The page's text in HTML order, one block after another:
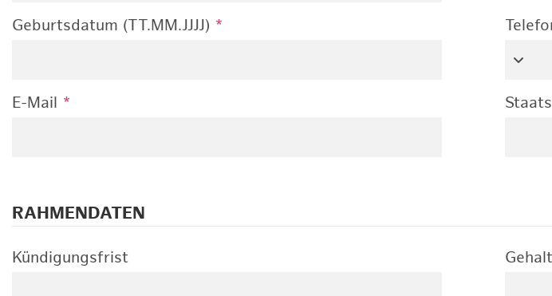
Geburtsdatum (TT.MM.JJJJ) *
E-Mail *
RAHMENDATEN
Kündigungsfrist